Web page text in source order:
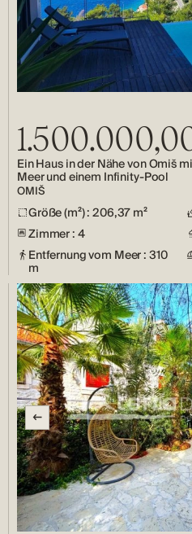
Ein Haus in der Nähe von Omiš
Meer und einem Infinity-Pool
OMIŠ
Größe (m²) : 206,37 m²
Zimmer : 4
Entfernung vom Meer : 310
m